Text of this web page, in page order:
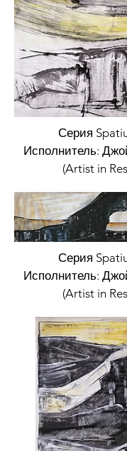
Серия
Исполнитель:
(Artist in
Серия
Исполнитель:
(Artist in